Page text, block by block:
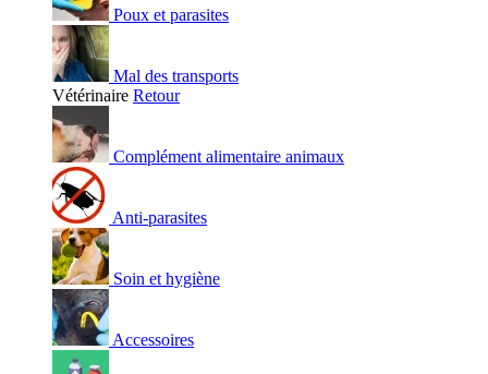
Poux et parasites
Mal des transports
Vétérinaire Retour
Complément alimentaire animaux
Anti-parasites
Soin et hygiène
Accessoires